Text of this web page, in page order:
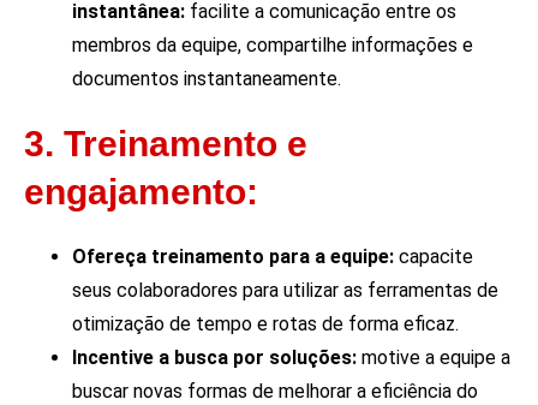
instantânea: facilite a comunicação entre os
membros da equipe, compartilhe informações e
documentos instantaneamente.
3. Treinamento e
engajamento:
Ofereça treinamento para a equipe: capacite
seus colaboradores para utilizar as ferramentas de
otimização de tempo e rotas de forma eficaz.
Incentive a busca por soluções: motive a equipe a
buscar novas formas de melhorar a eficiência do